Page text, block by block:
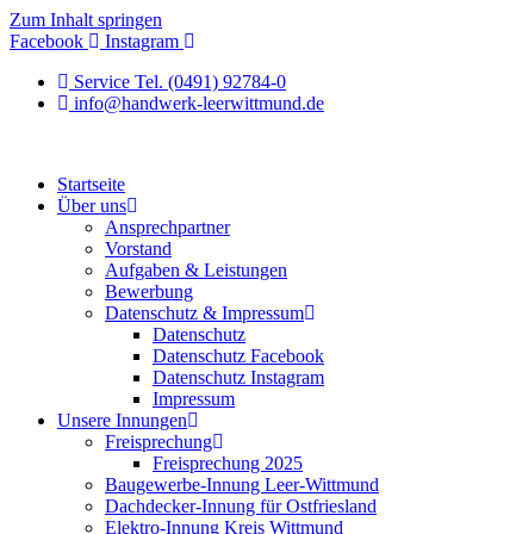
Zum Inhalt springen
Facebook
Instagram
Service Tel. (0491) 92784-0
info@handwerk-leerwittmund.de
Startseite
Über uns
Ansprechpartner
Vorstand
Aufgaben & Leistungen
Bewerbung
Datenschutz & Impressum
Datenschutz
Datenschutz Facebook
Datenschutz Instagram
Impressum
Unsere Innungen
Freisprechung
Freisprechung 2025
Baugewerbe-Innung Leer-Wittmund
Dachdecker-Innung für Ostfriesland
Elektro-Innung Kreis Wittmund